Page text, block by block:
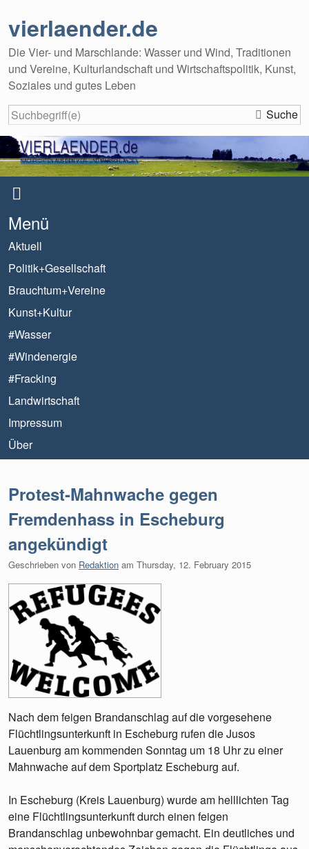
vierlaender.de
Die Vier- und Marschlande: Wasser und Wind, Traditionen
und Vereine, Kulturlandschaft und Wirtschaftspolitik, Kunst,
Soziales und gutes Leben
Suche
Menü
Aktuell
Politik+Gesellschaft
Brauchtum+Vereine
Kunst+Kultur
#Wasser
#Windenergie
#Fracking
Landwirtschaft
Impressum
Über
Protest-Mahnwache gegen
Fremdenhass in Escheburg
angekündigt
Geschrieben von Redaktion am Thursday, 12. February 2015
Nach dem feigen Brandanschlag auf die vorgesehene
Flüchtlingsunterkunft in Escheburg rufen die Jusos
Lauenburg am kommenden Sonntag um 18 Uhr zu einer
Mahnwache auf dem Sportplatz Escheburg auf.
In Escheburg (Kreis Lauenburg) wurde am helllichten Tag
eine Flüchtlingsunterkunft durch einen feigen
Brandanschlag unbewohnbar gemacht. Ein deutliches und